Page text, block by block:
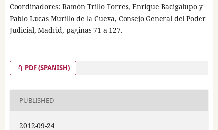
Coordinadores: Ramón Trillo Torres, Enrique Bacigalupo y
Pablo Lucas Murillo de la Cueva, Consejo General del Poder
Judicial, Madrid, páginas 71 a 127.
PDF (SPANISH)
PUBLISHED
2012-09-24